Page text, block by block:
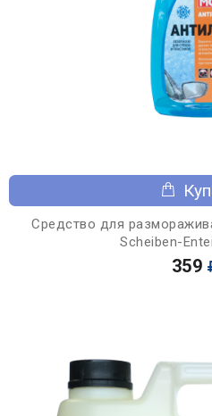
Средство для
Scheiben-
359